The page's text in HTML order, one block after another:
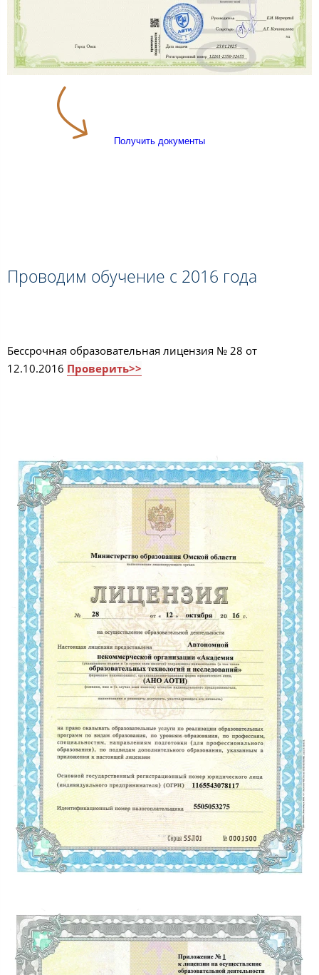
Получить документы
Проводим обучение с 2016 года
Бессрочная образовательная лицензия № 28 от
12.10.2016 Проверить>>